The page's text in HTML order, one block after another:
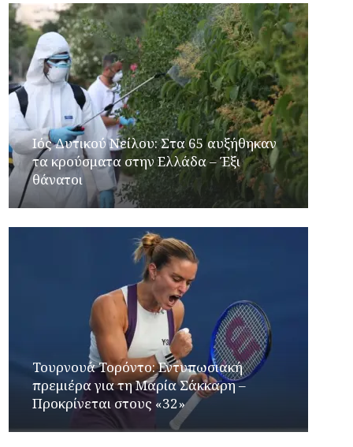
Ιός Δυτικού Νείλου: Στα 65 αυξήθηκαν
τα κρούσματα στην Ελλάδα – Έξι
θάνατοι
Τουρνουά Τορόντο: Εντυπωσιακή
πρεμιέρα για τη Μαρία Σάκκαρη –
Προκρίνεται στους «32»